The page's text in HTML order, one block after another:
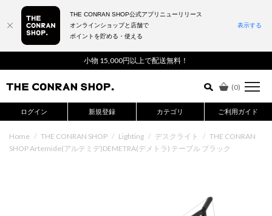
小物 15,000円以上で配送無料！
(0)
ログイン 新規登録 カテゴリ ご利用ガイド
詳細検索はこちら
Home / THE CONRAN SHOP / Lighting / デスクライト / THE CONRAN
SHOP Artemide(アルテミデ)DEMETRA(デメトラ) テーブル ブラック
THE CONRAN SHOP公式アプリニューリリース
オンラインショップと店舗で
ポイントを貯める・使える
表示する